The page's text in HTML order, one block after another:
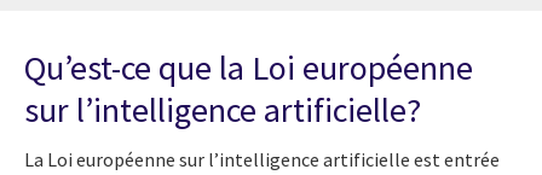
Qu’est-ce que la Loi européenne
sur l’intelligence artificielle?
La Loi européenne sur l’intelligence artificielle est entrée